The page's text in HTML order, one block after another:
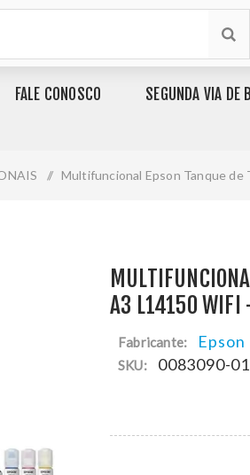
FALE CONOSCO SEGUNDA VIA DE
/ Multifuncional Epson Tanque
A3 L14150 WIFI
Fabricante: Epson
SKU: 0083090-01